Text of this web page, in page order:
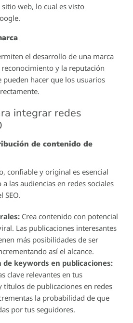
web, lo cual es visto
el desarrollo de una marca
y la reputación
pueden hacer que los usuarios
integrar redes
de contenido de
confiable y original es esencial
las audiencias en redes sociales
SEO.
Crea contenido con potencial
Las publicaciones interesantes
más posibilidades de ser
así el alcance.
keywords en publicaciones:
clave relevantes en tus
títulos de publicaciones en redes
la probabilidad de que
por tus seguidores.